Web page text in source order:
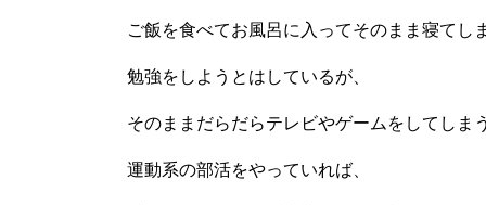
ご飯を食べてお風呂に入ってそのまま寝てし
勉強をしようとはしているが、
そのままだらだらテレビやゲームをしてしま
運動系の部活をやっていれば、